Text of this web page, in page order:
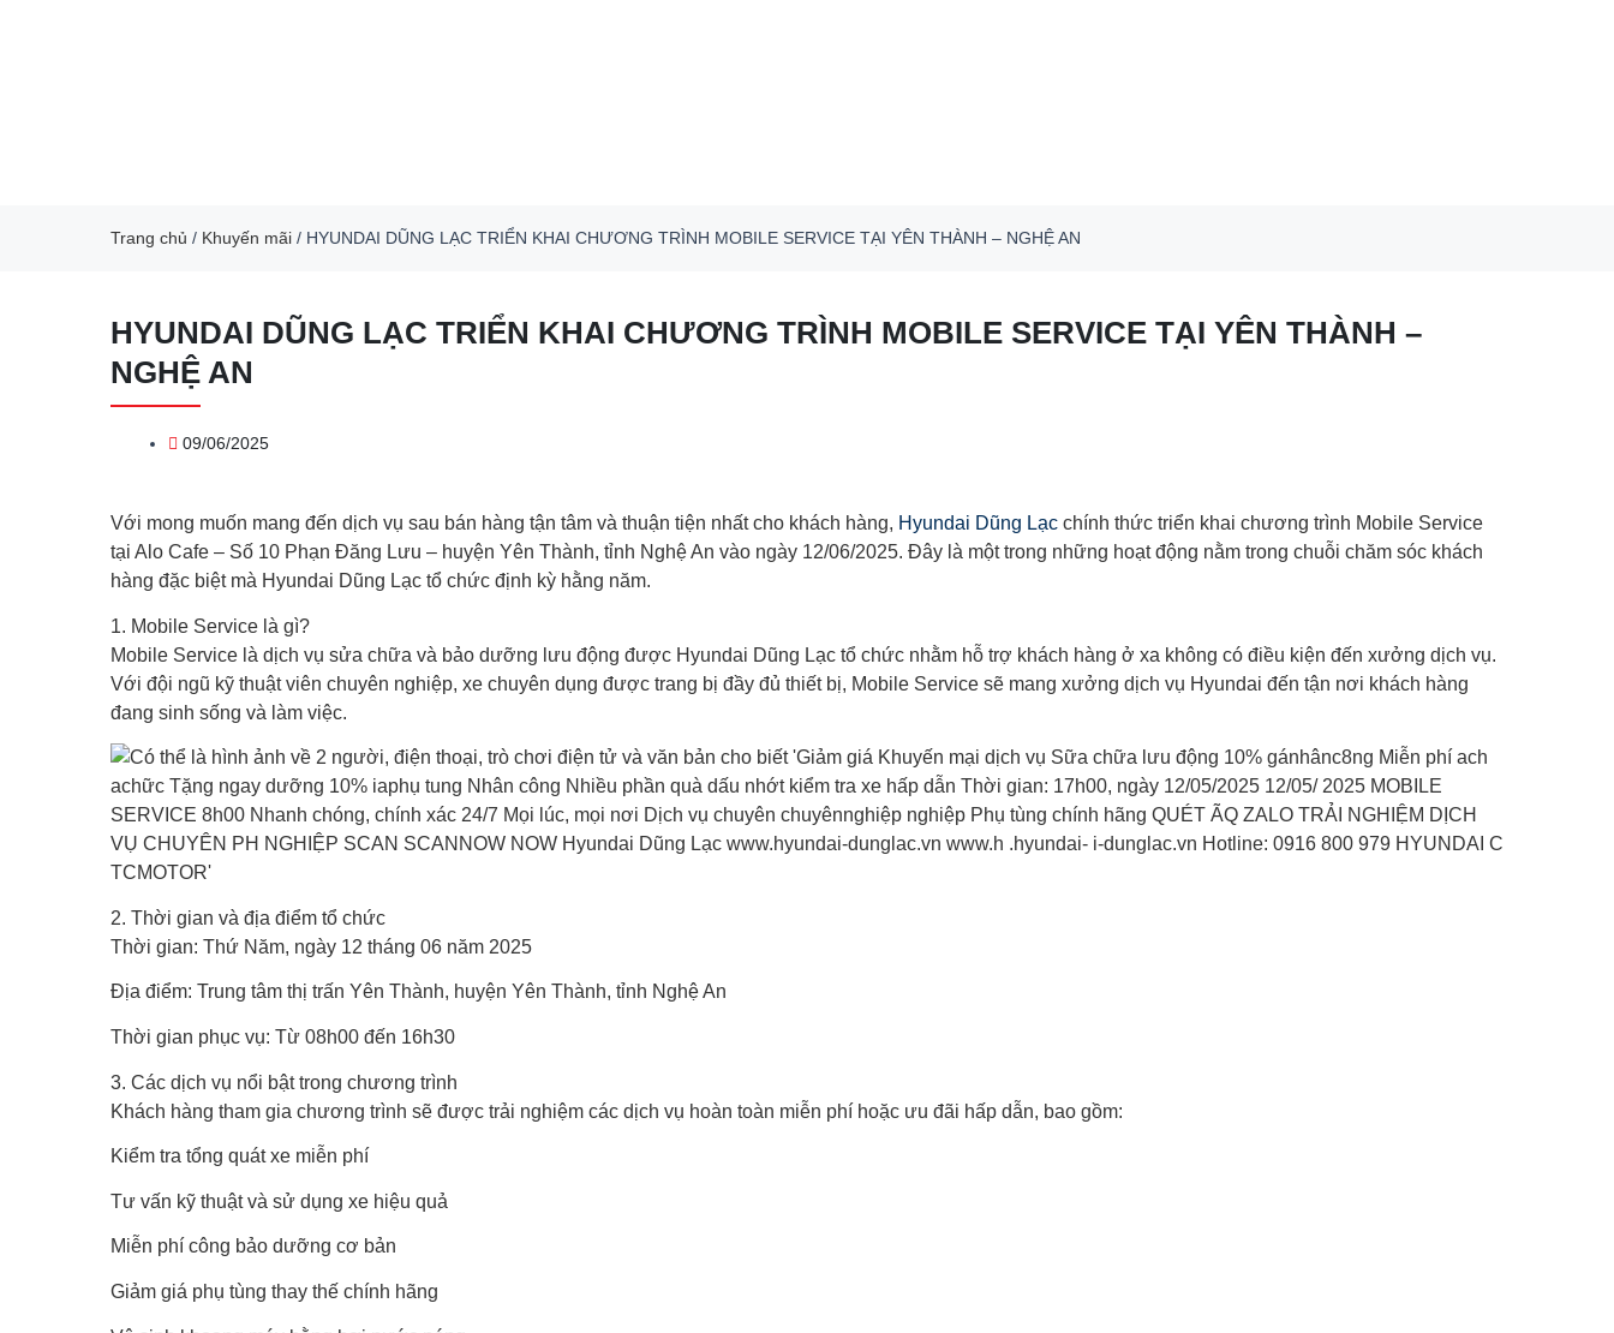
Trang chủ / Khuyến mãi / HYUNDAI DŨNG LẠC TRIỂN KHAI CHƯƠNG TRÌNH MOBILE SERVICE TẠI YÊN THÀNH – NGHỆ AN
HYUNDAI DŨNG LẠC TRIỂN KHAI CHƯƠNG TRÌNH MOBILE SERVICE TẠI YÊN THÀNH –
NGHỆ AN
09/06/2025
Với mong muốn mang đến dịch vụ sau bán hàng tận tâm và thuận tiện nhất cho khách hàng, Hyundai Dũng Lạc chính thức triển khai chương trình Mobile Service
tại Alo Cafe – Số 10 Phạn Đăng Lưu – huyện Yên Thành, tỉnh Nghệ An vào ngày 12/06/2025. Đây là một trong những hoạt động nằm trong chuỗi chăm sóc khách
hàng đặc biệt mà Hyundai Dũng Lạc tổ chức định kỳ hằng năm.
1. Mobile Service là gì?
Mobile Service là dịch vụ sửa chữa và bảo dưỡng lưu động được Hyundai Dũng Lạc tổ chức nhằm hỗ trợ khách hàng ở xa không có điều kiện đến xưởng dịch vụ.
Với đội ngũ kỹ thuật viên chuyên nghiệp, xe chuyên dụng được trang bị đầy đủ thiết bị, Mobile Service sẽ mang xưởng dịch vụ Hyundai đến tận nơi khách hàng
đang sinh sống và làm việc.
2. Thời gian và địa điểm tổ chức
Thời gian: Thứ Năm, ngày 12 tháng 06 năm 2025
Địa điểm: Trung tâm thị trấn Yên Thành, huyện Yên Thành, tỉnh Nghệ An
Thời gian phục vụ: Từ 08h00 đến 16h30
3. Các dịch vụ nổi bật trong chương trình
Khách hàng tham gia chương trình sẽ được trải nghiệm các dịch vụ hoàn toàn miễn phí hoặc ưu đãi hấp dẫn, bao gồm:
Kiểm tra tổng quát xe miễn phí
Tư vấn kỹ thuật và sử dụng xe hiệu quả
Miễn phí công bảo dưỡng cơ bản
Giảm giá phụ tùng thay thế chính hãng